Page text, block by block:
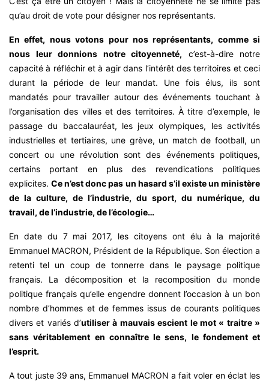
qu’au droit de vote pour désigner nos représentants.
En effet, nous votons pour nos représentants, comme si
nous leur donnions notre citoyenneté, c’est-à-dire notre
capacité à réfléchir et à agir dans l’intérêt des territoires et ceci
durant la période de leur mandat. Une fois élus, ils sont
mandatés pour travailler autour des événements touchant à
l’organisation des villes et des territoires. À titre d’exemple, le
passage du baccalauréat, les jeux olympiques, les activités
industrielles et tertiaires, une grève, un match de football, un
concert ou une révolution sont des événements politiques,
certains portant en plus des revendications politiques
explicites.Ce n’est donc pas un hasard s’il existe un ministère
de la culture, de l’industrie, du sport, du numérique, du
travail, de l’industrie, de l’écologie…
En date du 7 mai 2017, les citoyens ont élu à la majorité
Emmanuel MACRON, Président de la République. Son élection a
retenti tel un coup de tonnerre dans le paysage politique
français. La décomposition et la recomposition du monde
politique français qu’elle engendre donnent l’occasion à un bon
nombre d’hommes et de femmes issus de courants politiques
divers et variés d’utiliser à mauvais escient le mot « traitre »
sans véritablement en connaître le sens, le fondement et
l’esprit.
A tout juste 39 ans, Emmanuel MACRON a fait voler en éclat les